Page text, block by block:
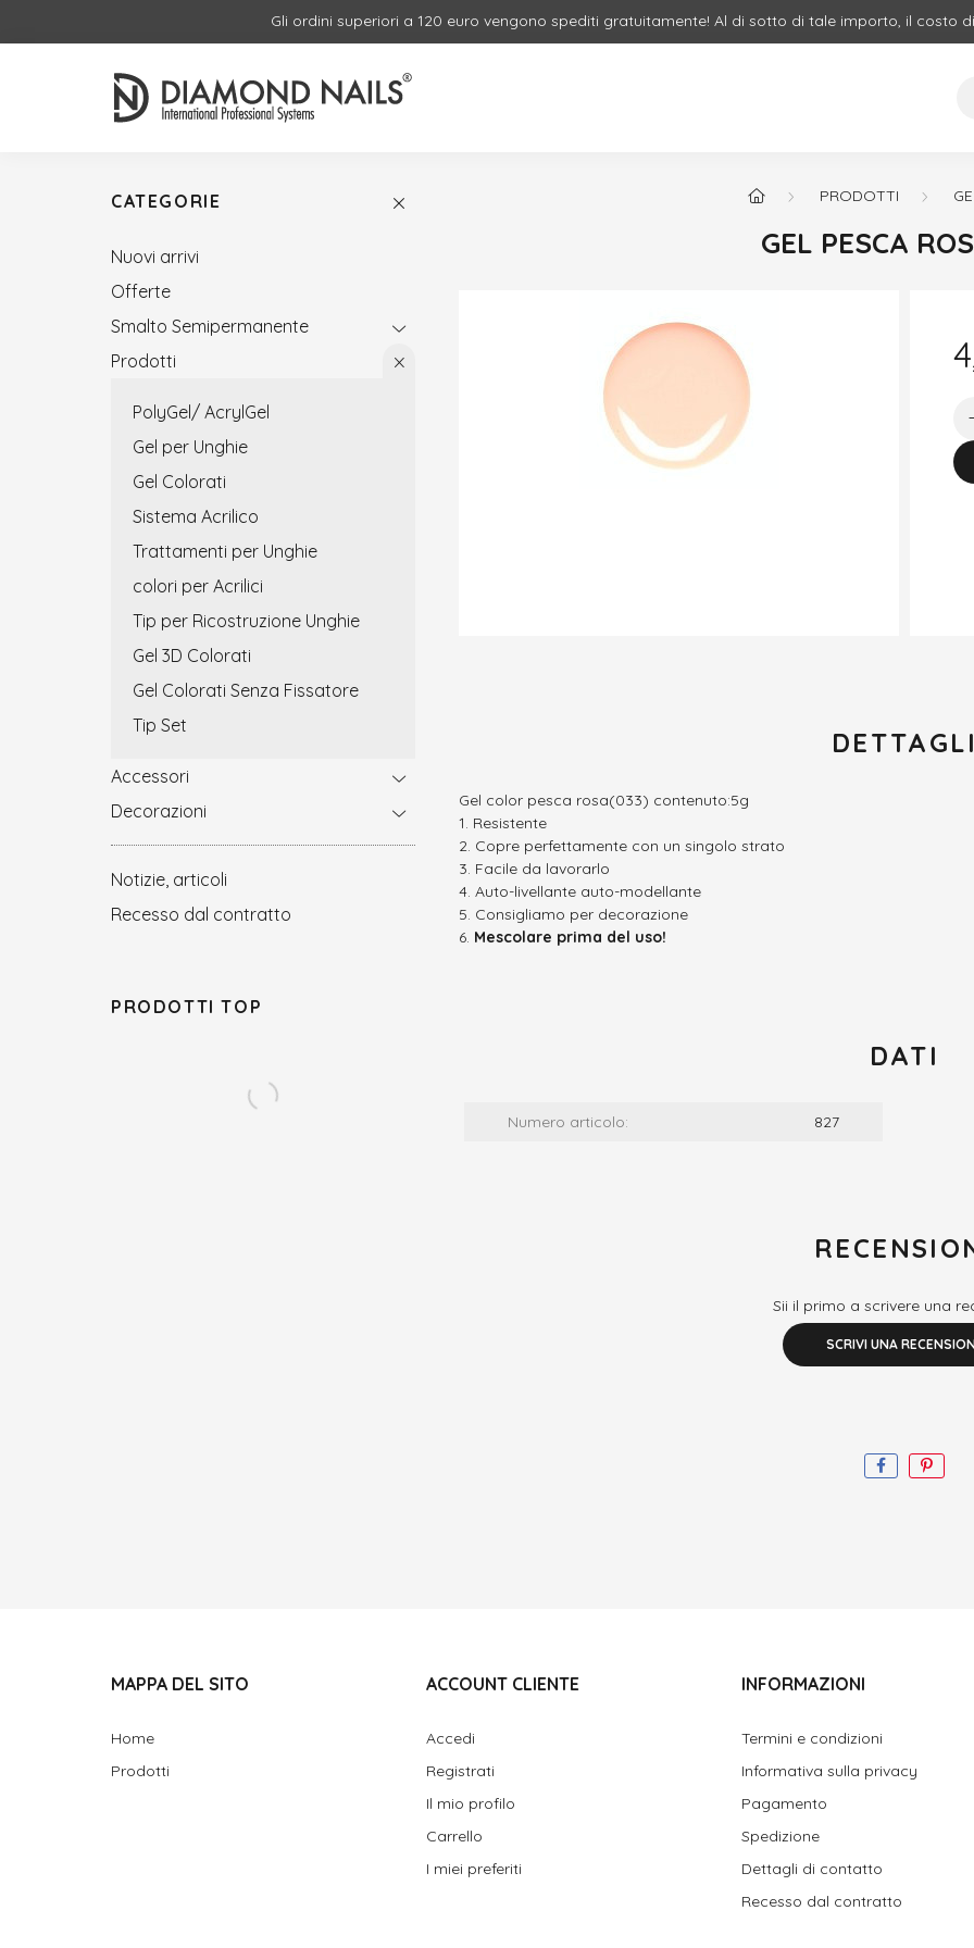
Gli ordini superiori a 120 euro vengono spediti gratuitamente! Al di sotto di tale importo, il costo
CATEGORIE
Nuovi arrivi
Offerte
Smalto Semipermanente
Prodotti
PolyGel/ AcrylGel
Gel per Unghie
Gel Colorati
Sistema Acrilico
Trattamenti per Unghie
colori per Acrilici
Tip per Ricostruzione Unghie
Gel 3D Colorati
Gel Colorati Senza Fissatore
Tip Set
Accessori
Decorazioni
Notizie, articoli
Recesso dal contratto
PRODOTTI TOP
PRODOTTI
Gel color pesca rosa(033) contenuto:5g
Resistente
Copre perfettamente con un singolo strato
Facile da lavorarlo
Auto-livellante auto-modellante
Consigliamo per decorazione
Mescolare prima del uso!
DATI
Numero articolo: 827
Sii il primo a scrivere una
SCRIVI UNA
MAPPA DEL SITO
Home
Prodotti
ACCOUNT CLIENTE
Accedi
Registrati
Il mio profilo
Carrello
I miei preferiti
INFORMAZIONI
Termini e condizioni
Informativa sulla privacy
Pagamento
Spedizione
Dettagli di contatto
Recesso dal contratto